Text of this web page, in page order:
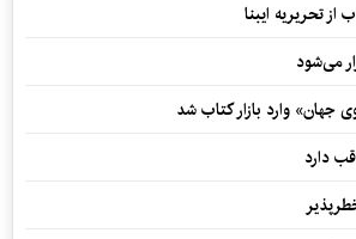
از تحریریه ایبنا
می‌شود
جهان» وارد بازار کتاب شد
دارد